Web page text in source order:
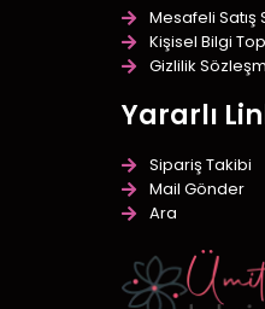
Mesafeli Satış
Kişisel Bilgi
Gizlilik
Yararlı
Sipariş Takibi
Mail Gönder
Ara